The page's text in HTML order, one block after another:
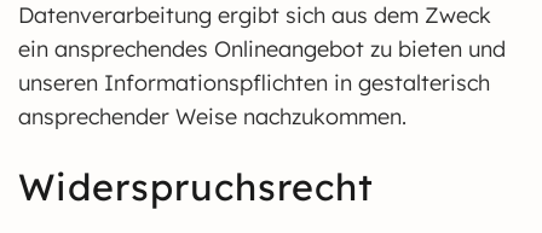
Datenverarbeitung ergibt sich aus dem Zweck
ein ansprechendes Onlineangebot zu bieten und
unseren Informationspflichten in gestalterisch
ansprechender Weise nachzukommen.
Widerspruchsrecht